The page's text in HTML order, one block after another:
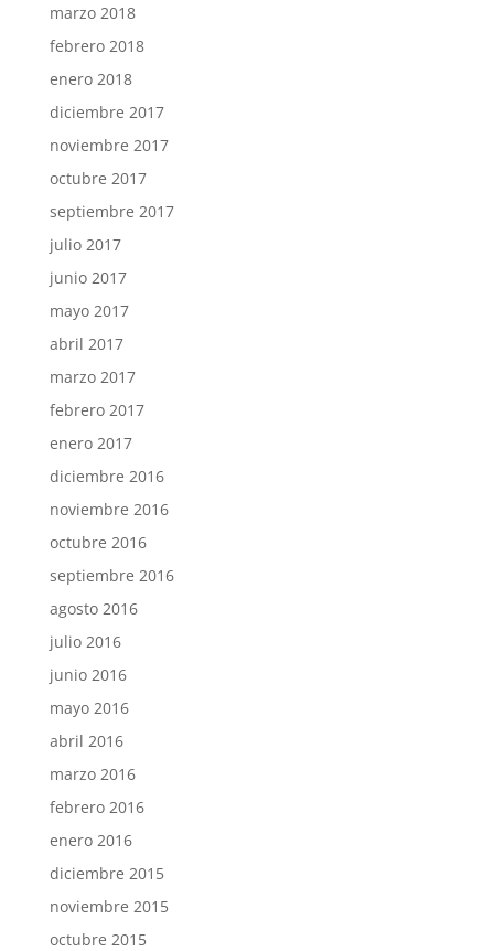
marzo 2018
febrero 2018
enero 2018
diciembre 2017
noviembre 2017
octubre 2017
septiembre 2017
julio 2017
junio 2017
mayo 2017
abril 2017
marzo 2017
febrero 2017
enero 2017
diciembre 2016
noviembre 2016
octubre 2016
septiembre 2016
agosto 2016
julio 2016
junio 2016
mayo 2016
abril 2016
marzo 2016
febrero 2016
enero 2016
diciembre 2015
noviembre 2015
octubre 2015